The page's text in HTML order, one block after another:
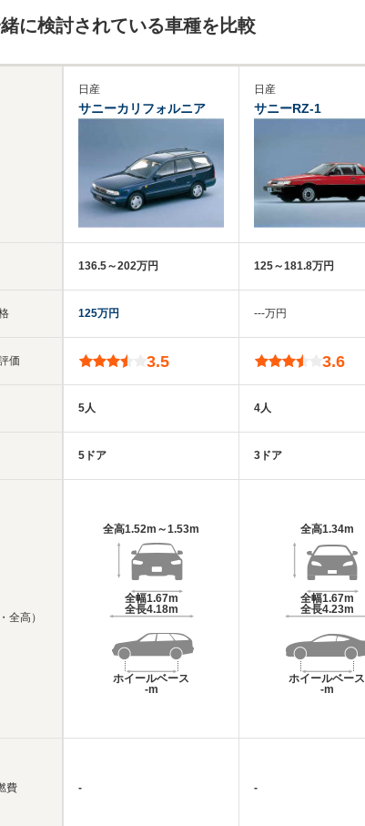
に検討されている車種を比較
価
全高）
費
日産
サニーカリフォルニア
136.5～202万円
125万円
3.5
5人
5ドア
全高1.52m～1.53m
全幅1.67m
全長4.18m
ホイールベース
-m
-
日産
サニーRZ-1
125～181.8万円
‐‐‐万円
3.6
4人
3ドア
全高1.34m
全幅1.67m
全長4.23m
ホイールベース
-m
-